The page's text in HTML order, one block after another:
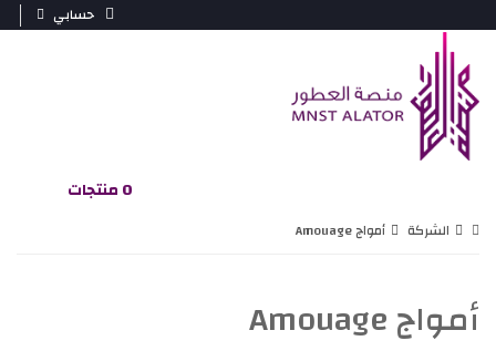
حسابي
0 منتجات
الشركة أمواج Amouage
أمواج Amouage